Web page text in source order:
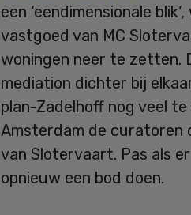
een ‘eendimensionale
vastgoed van MC
woningen neer te zetten.
mediation dichter bij
plan-Zadelhoff nog veel
Amsterdam de curatoren
van Slotervaart. Pas als
opnieuw een bod doen.